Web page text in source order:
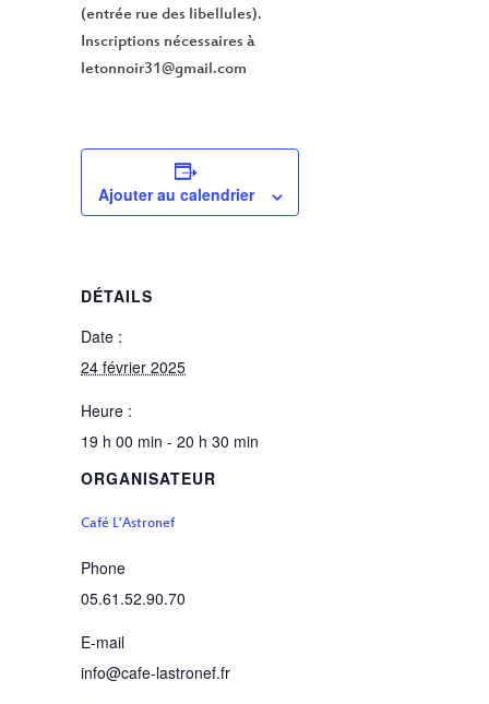
(entrée rue des libellules).
Inscriptions nécessaires à
letonnoir31@gmail.com
Ajouter au calendrier
DÉTAILS
Date :
24 février 2025
Heure :
19 h 00 min - 20 h 30 min
ORGANISATEUR
Café L’Astronef
Phone
05.61.52.90.70
E-mail
info@cafe-lastronef.fr